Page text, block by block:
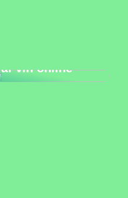
af vin online